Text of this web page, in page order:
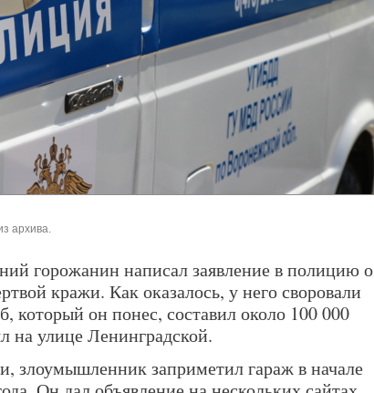
архива.
горожанин написал заявление в полицию о
кражи. Как оказалось, у него своровали
который он понес, составил около 100 000
на улице Ленинградской.
злоумышленник заприметил гараж в начале